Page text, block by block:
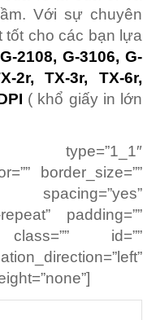
Với sự chuyên
tốt cho các bạn lựa
2108, G-3106, G-
2r, TX-3r, TX-6r,
( khổ giấy in lớn
type=”1_1″
border_size=””
spacing=”yes”
padding=””
class=”” id=””